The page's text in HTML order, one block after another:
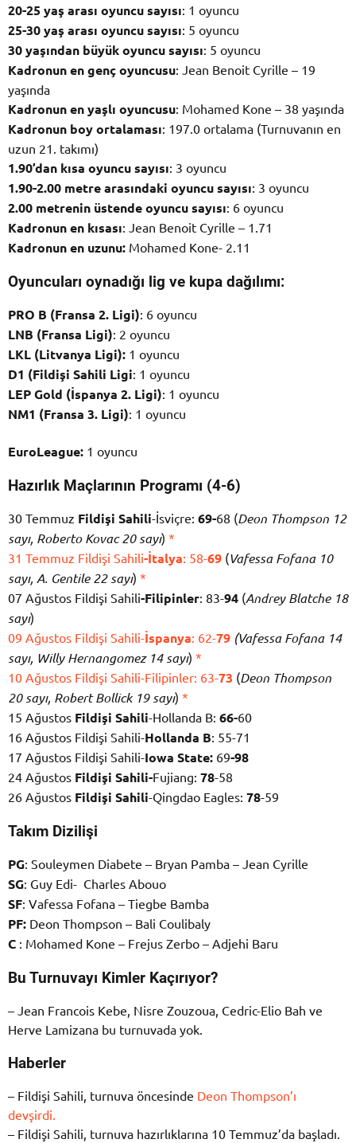
20-25 yaş arası oyuncu sayısı: 1 oyuncu
25-30 yaş arası oyuncu sayısı: 5 oyuncu
30 yaşından büyük oyuncu sayısı: 5 oyuncu
Kadronun en genç oyuncusu: Jean Benoit Cyrille – 19
yaşında
Kadronun en yaşlı oyuncusu: Mohamed Kone – 38 yaşında
Kadronun boy ortalaması: 197.0 ortalama (Turnuvanın en
uzun 21. takımı)
1.90’dan kısa oyuncu sayısı: 3 oyuncu
1.90-2.00 metre arasındaki oyuncu sayısı: 3 oyuncu
2.00 metrenin üstende oyuncu sayısı: 6 oyuncu
Kadronun en kısası: Jean Benoit Cyrille – 1.71
Kadronun en uzunu: Mohamed Kone- 2.11
Oyuncuları oynadığı lig ve kupa dağılımı:
PRO B (Fransa 2. Ligi): 6 oyuncu
LNB (Fransa Ligi): 2 oyuncu
LKL (Litvanya Ligi): 1 oyuncu
D1 (Fildişi Sahili Ligi: 1 oyuncu
LEP Gold (İspanya 2. Ligi): 1 oyuncu
NM1 (Fransa 3. Ligi): 1 oyuncu
EuroLeague: 1 oyuncu
Hazırlık Maçlarının Programı (4-6)
30 Temmuz Fildişi Sahili-İsviçre: 69-68 (Deon Thompson 12
sayı, Roberto Kovac 20 sayı) *
31 Temmuz Fildişi Sahili-İtalya: 58-69 (Vafessa Fofana 10
sayı, A. Gentile 22 sayı) *
07 Ağustos Fildişi Sahili-Filipinler: 83-94 (Andrey Blatche 18
sayı)
09 Ağustos Fildişi Sahili-İspanya: 62-79 (Vafessa Fofana 14
sayı, Willy Hernangomez 14 sayı) *
10 Ağustos Fildişi Sahili-Filipinler: 63-73 (Deon Thompson
20 sayı, Robert Bollick 19 sayı) *
15 Ağustos Fildişi Sahili-Hollanda B: 66-60
16 Ağustos Fildişi Sahili-Hollanda B: 55-71
17 Ağustos Fildişi Sahili-Iowa State: 69-98
24 Ağustos Fildişi Sahili-Fujiang: 78-58
26 Ağustos Fildişi Sahili-Qingdao Eagles: 78-59
Takım Dizilişi
PG: Souleymen Diabete – Bryan Pamba – Jean Cyrille
SG: Guy Edi- Charles Abouo
SF: Vafessa Fofana – Tiegbe Bamba
PF: Deon Thompson – Bali Coulibaly
C : Mohamed Kone – Frejus Zerbo – Adjehi Baru
Bu Turnuvayı Kimler Kaçırıyor?
– Jean Francois Kebe, Nisre Zouzoua, Cedric-Elio Bah ve
Herve Lamizana bu turnuvada yok.
Haberler
– Fildişi Sahili, turnuva öncesinde Deon Thompson’ı
devşirdi.
– Fildişi Sahili, turnuva hazırlıklarına 10 Temmuz’da başladı.